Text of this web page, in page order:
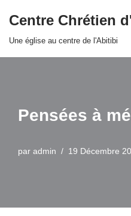
Centre Chrétien
Une église au centre de l'Abitibi
Pensées à
par admin 19 Décembre